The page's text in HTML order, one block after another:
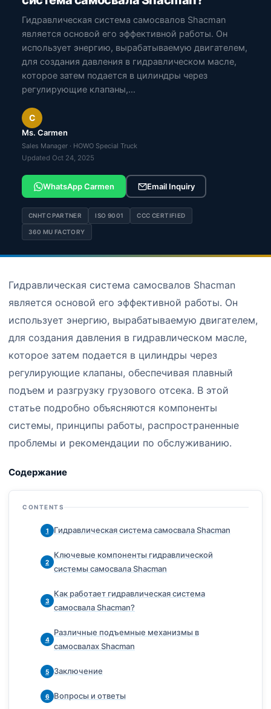
Гидравлическая система самосвалов Shacman
является основой его эффективной работы. Он
использует энергию, вырабатываемую двигателем,
для создания давления в гидравлическом масле,
которое затем подается в цилиндры через
регулирующие клапаны,…
C
Ms. Carmen
Sales Manager · HOWO Special Truck
Updated Oct 24, 2025
WhatsApp Carmen Email Inquiry
CNHTC PARTNER ISO 9001 CCC CERTIFIED
360 MU FACTORY
Гидравлическая система самосвалов Shacman
является основой его эффективной работы. Он
использует энергию, вырабатываемую двигателем,
для создания давления в гидравлическом масле,
которое затем подается в цилиндры через
регулирующие клапаны, обеспечивая плавный
подъем и разгрузку грузового отсека. В этой
статье подробно объясняются компоненты
системы, принципы работы, распространенные
проблемы и рекомендации по обслуживанию.
Содержание
CONTENTS
1 Гидравлическая система самосвала Shacman
2
Ключевые компоненты гидравлической
системы самосвала Shacman
3
Как работает гидравлическая система
самосвала Shacman?
4
Различные подъемные механизмы в
самосвалах Shacman
5 Заключение
6 Вопросы и ответы